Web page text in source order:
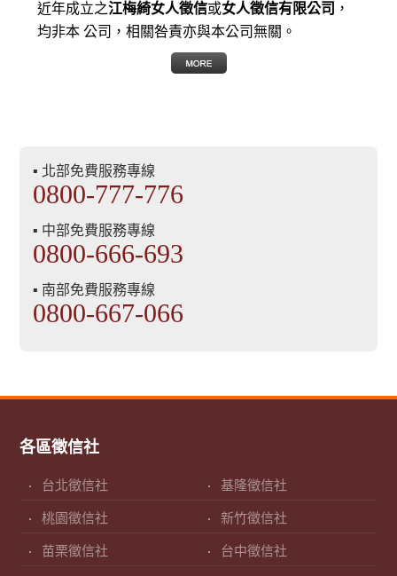
近年成立之江梅綺女人徵信或女人徵信有限公司 ，
均非本 公司，相關咎責亦與本公司無關。
▪ 北部免費服務專線
0800-777-776
▪ 中部免費服務專線
0800-666-693
▪ 南部免費服務專線
0800-667-066
各區徵信社
台北徵信社 基隆徵信社
桃園徵信社 新竹徵信社
苗栗徵信社 台中徵信社